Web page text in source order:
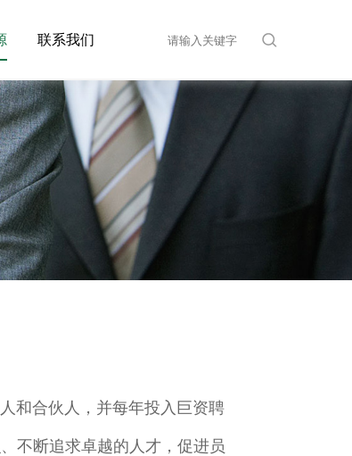
联系我们
和合伙人，并每年投入巨资聘
不断追求卓越的人才，促进员